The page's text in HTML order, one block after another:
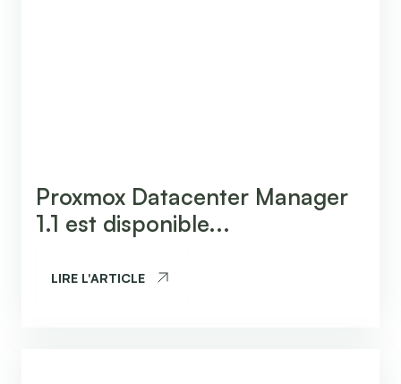
Proxmox Datacenter Manager
1.1 est disponible...
LIRE L'ARTICLE